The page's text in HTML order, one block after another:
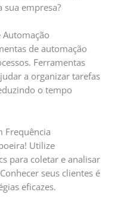
sua empresa?
Automação
de automação
Ferramentas
a organizar tarefas
o tempo
Frequência
Utilize
para coletar e analisar
seus clientes é
eficazes.